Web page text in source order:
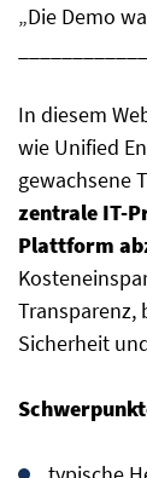
„Die Demo
In diesem
wie Unified
gewachsene
zentrale IT-
Plattform
Transparenz,
Sicherheit